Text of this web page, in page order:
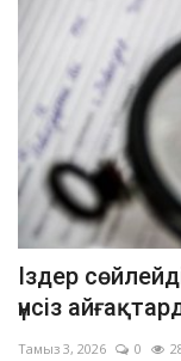
Іздер
үнсіз
Тамыз 3, 2026 0